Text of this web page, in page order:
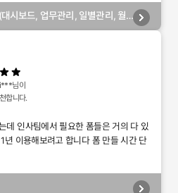
시보드, 업무관리, 일별관리, 월
님이
합니다.
데 인사팀에서 필요한 폼들은 거의 다 있
년 이용해보려고 합니다 폼 만들 시간 단